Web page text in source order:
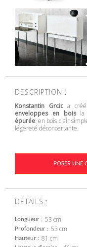
DESCRIPTION :
Konstantin Grcica créé
enveloppes en boisla
épurée: en bois clair
légèreté déconcertante.
POSER UNE
DÉTAILS :
Longueur 53 cm
Profondeur 53 cm
Hauteur 81 cm